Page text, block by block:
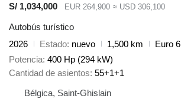
S/ 1,034,000
EUR 264,900 ≈ USD 306,100
Autobús turístico
2026
Estado nuevo 1,500 km
Euro 6
Potencia 400 Hp (294 kW)
Cantidad de asientos 55+1+1
Bélgica, Saint-Ghislain